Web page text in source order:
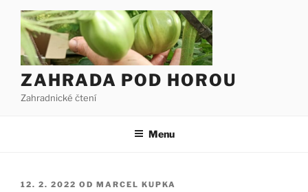
Přejít
obsahu
webu
ZAHRADA POD HOROU
Zahradnické čtení
Menu
PUBLIKOVÁNO
12. 2. 2022 OD MARCEL KUPKA